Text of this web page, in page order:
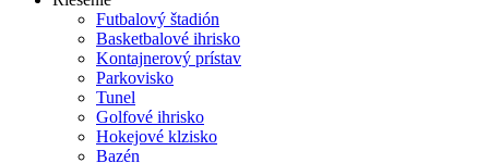
Futbalový štadión
Basketbalové ihrisko
Kontajnerový prístav
Parkovisko
Tunel
Golfové ihrisko
Hokejové klzisko
Bazén